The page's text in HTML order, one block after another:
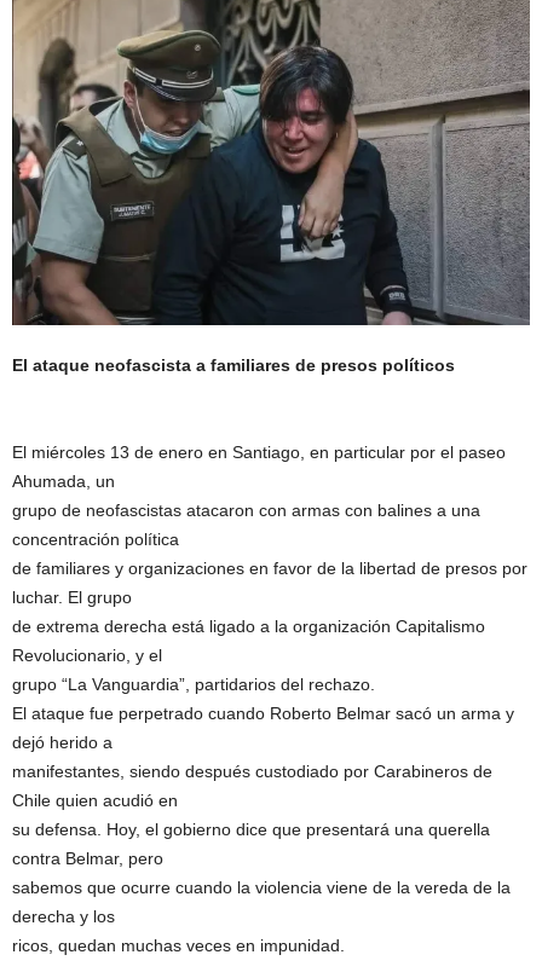
El ataque neofascista a familiares de presos políticos
El miércoles 13 de enero en Santiago, en particular por el paseo
Ahumada, un
grupo de neofascistas atacaron con armas con balines a una
concentración política
de familiares y organizaciones en favor de la libertad de presos por
luchar. El grupo
de extrema derecha está ligado a la organización Capitalismo
Revolucionario, y el
grupo “La Vanguardia”, partidarios del rechazo.
El ataque fue perpetrado cuando Roberto Belmar sacó un arma y
dejó herido a
manifestantes, siendo después custodiado por Carabineros de
Chile quien acudió en
su defensa. Hoy, el gobierno dice que presentará una querella
contra Belmar, pero
sabemos que ocurre cuando la violencia viene de la vereda de la
derecha y los
ricos, quedan muchas veces en impunidad.